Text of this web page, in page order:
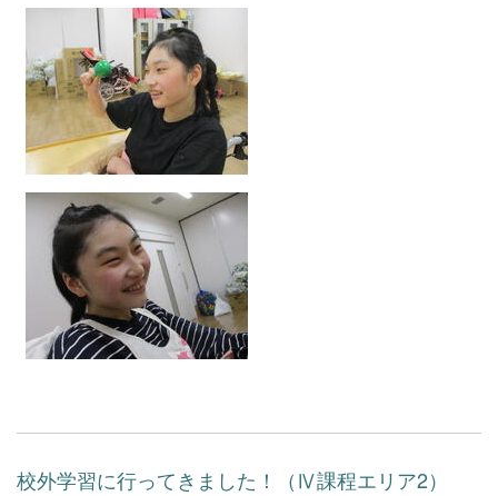
校外学習に行ってきました！（Ⅳ課程エリア2）